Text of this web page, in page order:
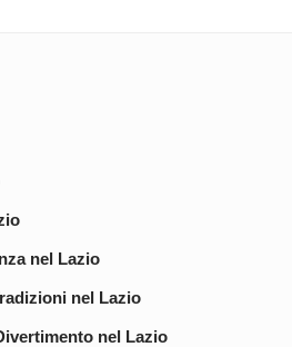
nel Lazio
nel Lazio
nel Lazio